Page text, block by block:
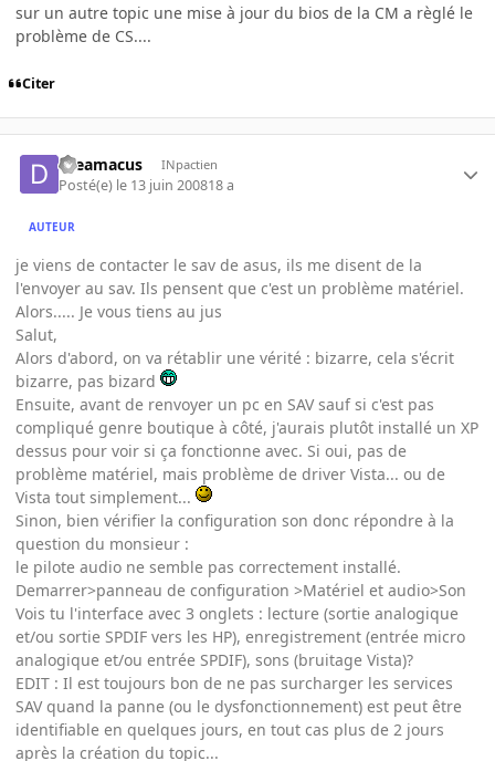
sur un autre topic une mise à jour du bios de la CM a règlé le
problème de CS....
Citer
dreamacus INpactien
Posté(e) le 13 juin 200818 a
AUTEUR
je viens de contacter le sav de asus, ils me disent de la
l'envoyer au sav. Ils pensent que c'est un problème matériel.
Alors..... Je vous tiens au jus
Salut,
Alors d'abord, on va rétablir une vérité : bizarre, cela s'écrit
bizarre, pas bizard
Ensuite, avant de renvoyer un pc en SAV sauf si c'est pas
compliqué genre boutique à côté, j'aurais plutôt installé un XP
dessus pour voir si ça fonctionne avec. Si oui, pas de
problème matériel, mais problème de driver Vista... ou de
Vista tout simplement...
Sinon, bien vérifier la configuration son donc répondre à la
question du monsieur :
le pilote audio ne semble pas correctement installé.
Demarrer>panneau de configuration >Matériel et audio>Son
Vois tu l'interface avec 3 onglets : lecture (sortie analogique
et/ou sortie SPDIF vers les HP), enregistrement (entrée micro
analogique et/ou entrée SPDIF), sons (bruitage Vista)?
EDIT : Il est toujours bon de ne pas surcharger les services
SAV quand la panne (ou le dysfonctionnement) est peut être
identifiable en quelques jours, en tout cas plus de 2 jours
après la création du topic...